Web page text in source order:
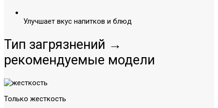
Улучшает вкус напитков и блюд
Тип загрязнений →
рекомендуемые модели
Только жесткость